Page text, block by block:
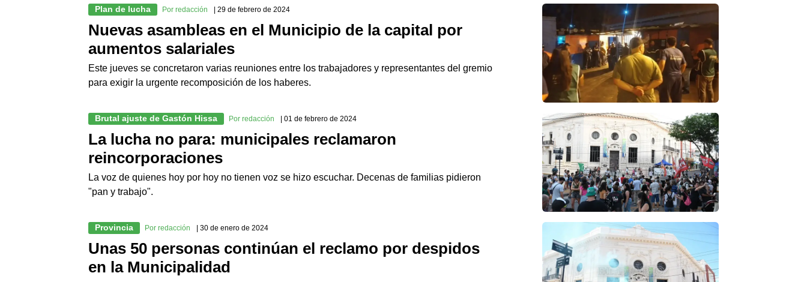
Plan de lucha Por redacción | 29 de febrero de 2024
Nuevas asambleas en el Municipio de la capital por
aumentos salariales
Este jueves se concretaron varias reuniones entre los trabajadores y representantes del gremio
para exigir la urgente recomposición de los haberes.
Brutal ajuste de Gastón Hissa Por redacción | 01 de febrero de 2024
La lucha no para: municipales reclamaron
reincorporaciones
La voz de quienes hoy por hoy no tienen voz se hizo escuchar. Decenas de familias pidieron
"pan y trabajo".
Provincia Por redacción | 30 de enero de 2024
Unas 50 personas continúan el reclamo por despidos
en la Municipalidad